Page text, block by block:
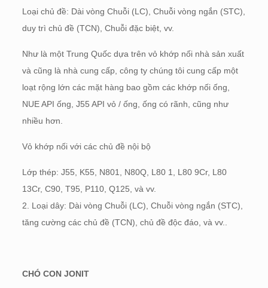
Loại chủ đề: Dài vòng Chuỗi (LC), Chuỗi vòng ngắn (STC),
duy trì chủ đề (TCN), Chuỗi đặc biệt, vv.
Như là một Trung Quốc dựa trên vỏ khớp nối nhà sản xuất
và cũng là nhà cung cấp, công ty chúng tôi cung cấp một
loạt rộng lớn các mặt hàng bao gồm các khớp nối ống,
NUE API ống, J55 API vỏ / ống, ống có rãnh, cũng như
nhiều hơn.
Vỏ khớp nối với các chủ đề nội bộ
Lớp thép: J55, K55, N801, N80Q, L80 1, L80 9Cr, L80
13Cr, C90, T95, P110, Q125, và vv.
2. Loại dây: Dài vòng Chuỗi (LC), Chuỗi vòng ngắn (STC),
tăng cường các chủ đề (TCN), chủ đề độc đáo, và vv..
CHÓ CON JONIT